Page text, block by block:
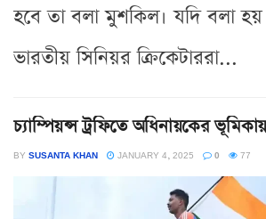
হবে তা বলা মুশকিল। যদি বলা হয়
ভারতীয় সিনিয়র ক্রিকেটাররা...
চ্যাম্পিয়ন্স ট্রফিতে অধিনায়কের ভূমিকায়
BY SUSANTA KHAN JANUARY 4, 2025 0 77